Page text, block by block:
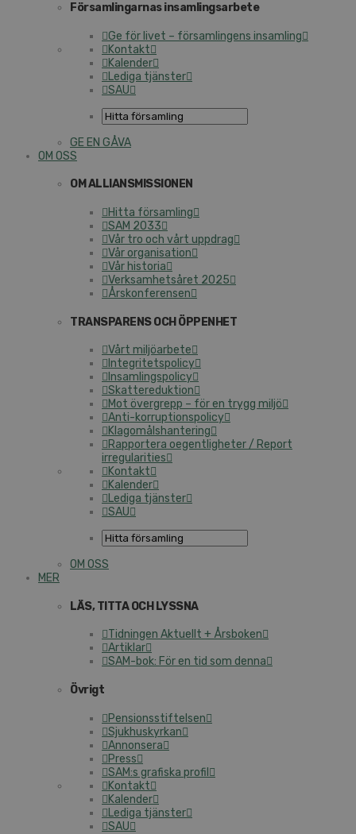
Församlingarnas insamlingsarbete
Ge för livet – församlingens insamling
Kontakt
Kalender
Lediga tjänster
SAU
GE EN GÅVA
OM OSS
OM ALLIANSMISSIONEN
Hitta församling
SAM 2033
Vår tro och vårt uppdrag
Vår organisation
Vår historia
Verksamhetsåret 2025
Årskonferensen
TRANSPARENS OCH ÖPPENHET
Vårt miljöarbete
Integritetspolicy
Insamlingspolicy
Skattereduktion
Mot övergrepp – för en trygg miljö
Anti-korruptionspolicy
Klagomålshantering
Rapportera oegentligheter / Report
irregularities
Kontakt
Kalender
Lediga tjänster
SAU
OM OSS
MER
LÄS, TITTA OCH LYSSNA
Tidningen Aktuellt + Årsboken
Artiklar
SAM-bok: För en tid som denna
Övrigt
Pensionsstiftelsen
Sjukhuskyrkan
Annonsera
Press
SAM:s grafiska profil
Kontakt
Kalender
Lediga tjänster
SAU